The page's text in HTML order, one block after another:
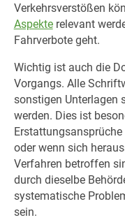
Verkehrsverstößen
Aspekterelevant
Fahrverbote geht.
Wichtig ist auch die
Vorgangs. Alle
sonstigen Unterlagen
werden. Dies ist
oder wenn sich
Verfahren betroffen
durch dieselbe
systematische
sein.